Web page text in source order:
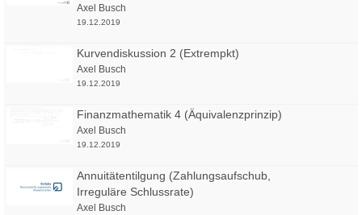
Axel Busch
19.12.2019
Kurvendiskussion 2 (Extrempkt)
Axel Busch
19.12.2019
Finanzmathematik 4 (Äquivalenzprinzip)
Axel Busch
19.12.2019
Annuitätentilgung (Zahlungsaufschub,
Irreguläre Schlussrate)
Axel Busch